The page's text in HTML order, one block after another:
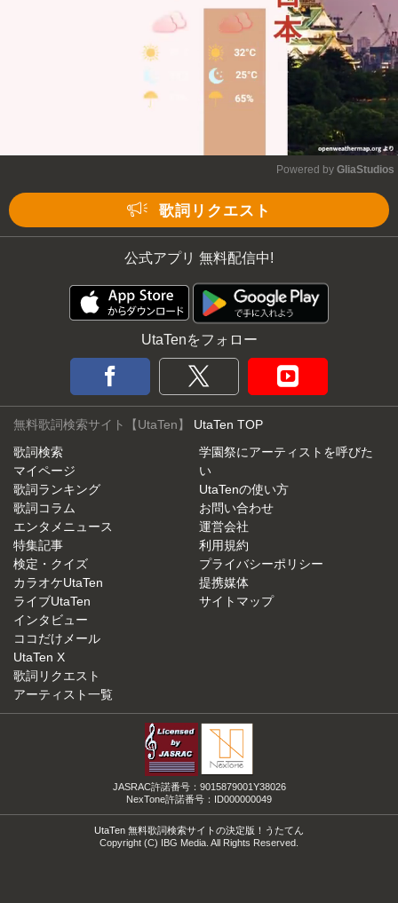
Powered by GliaStudios
歌詞リクエスト
公式アプリ 無料配信中!
UtaTenをフォロー
無料歌詞検索サイト【UtaTen】 UtaTen TOP
歌詞検索
マイページ
歌詞ランキング
歌詞コラム
エンタメニュース
特集記事
検定・クイズ
カラオケUtaTen
ライブUtaTen
インタビュー
ココだけメール
UtaTen X
歌詞リクエスト
アーティスト一覧
学園祭にアーティストを呼びた
い
UtaTenの使い方
お問い合わせ
運営会社
利用規約
プライバシーポリシー
提携媒体
サイトマップ
JASRAC許諾番号：9015879001Y38026
NexTone許諾番号：ID000000049
UtaTen 無料歌詞検索サイトの決定版！うたてん
Copyright (C) IBG Media. All Rights Reserved.